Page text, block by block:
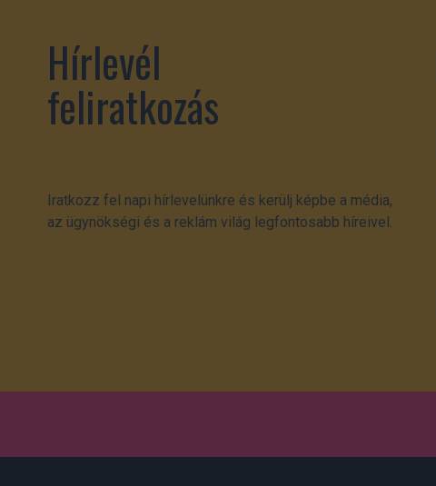
Hírlevél
feliratkozás
Iratkozz fel napi hírlevelünkre és kerülj képbe a média,
az ügynökségi és a reklám világ legfontosabb híreivel.